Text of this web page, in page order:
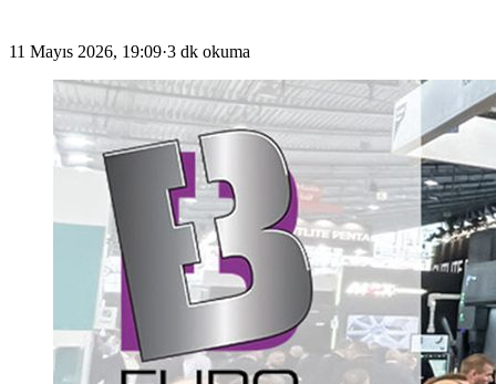
11 Mayıs 2026, 19:09·3 dk okuma